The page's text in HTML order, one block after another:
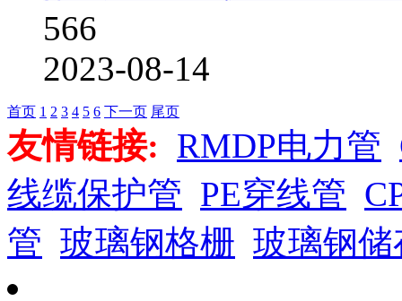
566
2023-08-14
首页 1 2 3 4 5 6 下一页 尾页
友情链接: RMDP电力管
线缆保护管 PE穿线管
管 玻璃钢格栅 玻璃钢储